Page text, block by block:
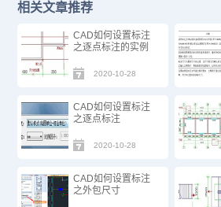
相关文章推荐
CAD如何设置标注
之逐点标注的实例
2020-10-28
CAD如何设置标注
之逐点标注
2020-10-28
CAD如何设置标注
之外包尺寸